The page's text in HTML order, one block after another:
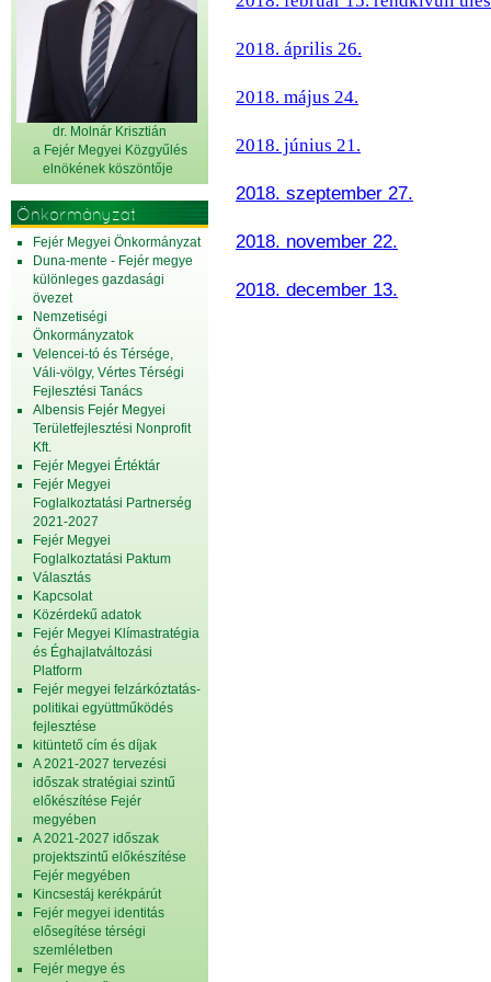
dr. Molnár Krisztián
a Fejér Megyei Közgyűlés
elnökének köszöntője
Önkormányzat
Fejér Megyei Önkormányzat
Duna-mente - Fejér megye
különleges gazdasági
övezet
Nemzetiségi
Önkormányzatok
Velencei-tó és Térsége,
Váli-völgy, Vértes Térségi
Fejlesztési Tanács
Albensis Fejér Megyei
Területfejlesztési Nonprofit
Kft.
Fejér Megyei Értéktár
Fejér Megyei
Foglalkoztatási Partnerség
2021-2027
Fejér Megyei
Foglalkoztatási Paktum
Választás
Kapcsolat
Közérdekű adatok
Fejér Megyei Klímastratégia
és Éghajlatváltozási
Platform
Fejér megyei felzárkóztatás-
politikai együttműködés
fejlesztése
kitüntető cím és díjak
A 2021-2027 tervezési
időszak stratégiai szintű
előkészítése Fejér
megyében
A 2021-2027 időszak
projektszintű előkészítése
Fejér megyében
Kincsestáj kerékpárút
Fejér megyei identitás
elősegítése térségi
szemléletben
Fejér megye és
2018. április 26.
2018. május 24.
2018. június 21.
2018. szeptember 27.
2018. november 22.
2018. december 13.